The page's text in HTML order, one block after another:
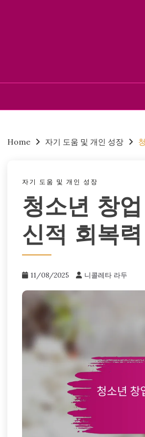
content
Home 자기 도움 및 개인 성장
자기 도움 및 개인 성장
청소년 창
신적 회복
11/08/2025 니콜레타 라두